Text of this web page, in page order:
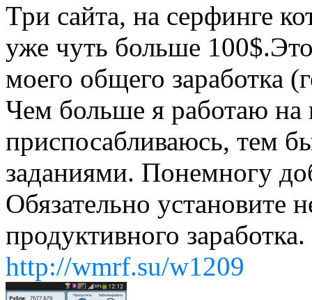
Три сайта, на серфинге
уже чуть больше
моего общего заработка
Чем больше я работаю
приспосабливаюсь, тем
заданиями. Понемногу
Обязательно
продуктивного заработка.
http://wmrf.su/w1209